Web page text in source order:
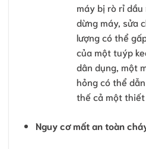
máy bị rò rỉ dầu
dừng máy, sửa
lượng có thể
của một tuýp
dân dụng, một
hỏng có thể
thế cả một
Nguy cơ mất an toàn